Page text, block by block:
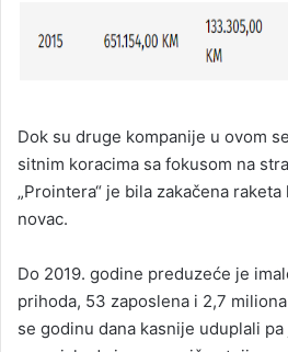
Dok su druge kompanije u ovom
sitnim koracima sa fokusom na
„Prointera“ je bila zakačena
novac.
Do 2019. godine preduzeće je
prihoda, 53 zaposlena i 2,7
se godinu dana kasnije uduplali